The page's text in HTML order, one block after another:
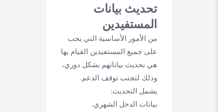
تحديث بيانات
المستفيدين
من الأمور الأساسية التي يجب
على جميع المستفيدين القيام بها
هي تحديث بياناتهم بشكل دوري،
وذلك لتجنب توقف الدعم.
يشمل التحديث:
بيانات الدخل الشهري.